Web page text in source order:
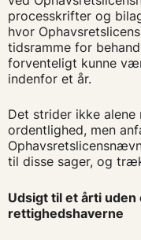
processkrifter og
hvor
tidsramme for
forventeligt kunne
indenfor et år.
Det strider ikke
ordentlighed, men
til disse sager, og
Udsigt til et årti
rettighedshaverne